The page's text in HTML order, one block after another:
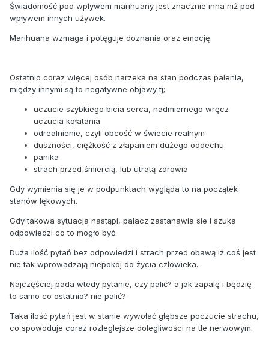
Świadomość pod wpływem marihuany jest znacznie inna niż pod
wpływem innych używek.
Marihuana wzmaga i potęguje doznania oraz emocję.
Ostatnio coraz więcej osób narzeka na stan podczas palenia,
między innymi są to negatywne objawy tj;
uczucie szybkiego bicia serca, nadmiernego wręcz
uczucia kołatania
odrealnienie, czyli obcość w świecie realnym
duszności, ciężkość z złapaniem dużego oddechu
panika
strach przed śmiercią, lub utratą zdrowia
Gdy wymienia się je w podpunktach wygląda to na początek
stanów lękowych.
Gdy takowa sytuacja nastąpi, palacz zastanawia sie i szuka
odpowiedzi co to mogło być.
Duża ilość pytań bez odpowiedzi i strach przed obawą iż coś jest
nie tak wprowadzają niepokój do życia człowieka.
Najczęściej pada wtedy pytanie, czy palić? a jak zapalę i będzię
to samo co ostatnio? nie palić?
Taka ilość pytań jest w stanie wywołać głębsze poczucie strachu,
co spowoduje coraz rozleglejsze dolegliwości na tle nerwowym.